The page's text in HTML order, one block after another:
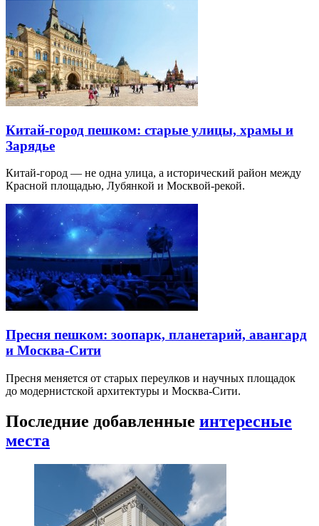
Китай-город пешком: старые улицы, храмы и
Зарядье
Китай-город — не одна улица, а исторический район между
Красной площадью, Лубянкой и Москвой-рекой.
Пресня пешком: зоопарк, планетарий, авангард
и Москва-Сити
Пресня меняется от старых переулков и научных площадок
до модернистской архитектуры и Москва-Сити.
Последние добавленные интересные
места